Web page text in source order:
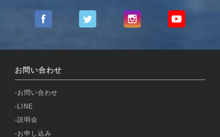
お問い合わせ
お問い合わせ
LINE
説明会
お申し込み